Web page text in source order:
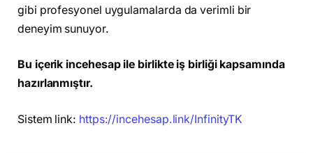
gibi profesyonel uygulamalarda da verimli bir
deneyim sunuyor.
Bu içerik incehesap ile birlikte iş birliği kapsamında
hazırlanmıştır.
Sistem link: https://incehesap.link/InfinityTK